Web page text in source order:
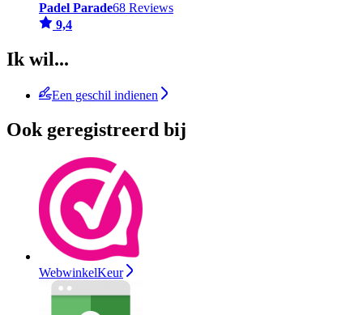
Padel Parade68 Reviews
9,4
Ik wil...
Een geschil indienen
Ook geregistreerd bij
WebwinkelKeur